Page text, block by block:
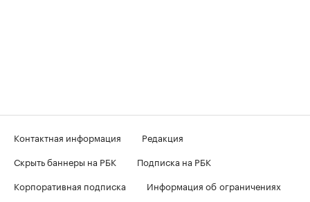
Контактная информация
Редакция
Скрыть баннеры на РБК
Подписка на РБК
Корпоративная подписка
Информация об ограничениях